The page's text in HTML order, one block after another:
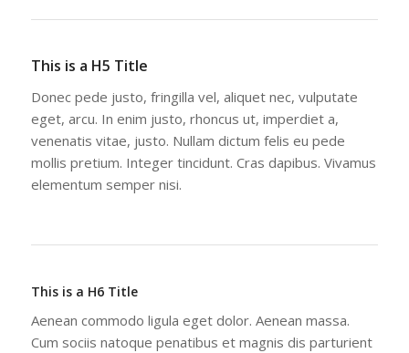
This is a H5 Title
Donec pede justo, fringilla vel, aliquet nec, vulputate
eget, arcu. In enim justo, rhoncus ut, imperdiet a,
venenatis vitae, justo. Nullam dictum felis eu pede
mollis pretium. Integer tincidunt. Cras dapibus. Vivamus
elementum semper nisi.
This is a H6 Title
Aenean commodo ligula eget dolor. Aenean massa.
Cum sociis natoque penatibus et magnis dis parturient